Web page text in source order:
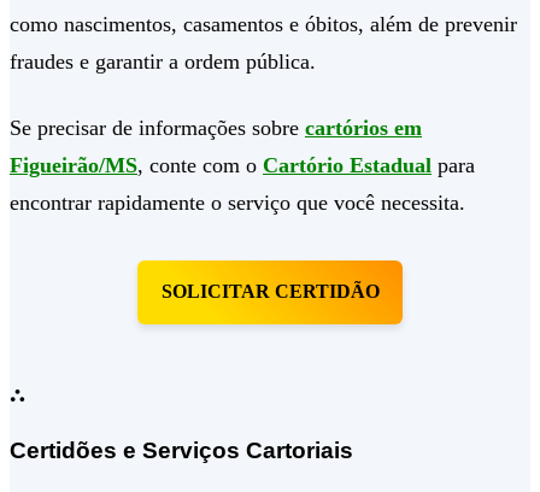
como nascimentos, casamentos e óbitos, além de prevenir
fraudes e garantir a ordem pública.
Se precisar de informações sobre cartórios em
Figueirão/MS, conte com o Cartório Estadual para
encontrar rapidamente o serviço que você necessita.
SOLICITAR CERTIDÃO
⛬
Certidões e Serviços Cartoriais